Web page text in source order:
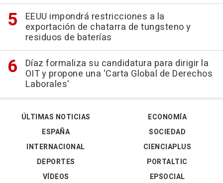
EEUU impondrá restricciones a la
exportación de chatarra de tungsteno y
residuos de baterías
Díaz formaliza su candidatura para dirigir la
OIT y propone una 'Carta Global de Derechos
Laborales'
ÚLTIMAS NOTICIAS
ESPAÑA
INTERNACIONAL
DEPORTES
VÍDEOS
ECONOMÍA
SOCIEDAD
CIENCIAPLUS
PORTALTIC
EPSOCIAL